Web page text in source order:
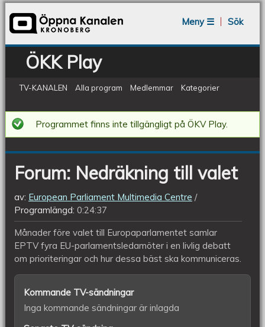
Meny ☰
Sök
ÖKK Play
TV-KANALEN Alla program Medlemmar Kategorier
Forum:
Nedräkning
till
valet
Programmet finns inte tillgängligt på ÖKV Play.
Forum: Nedräkning till valet
av: European Parliament Multimedia Centre
Programlängd: 0:24:37
Månader före valet till Europaparlamentet samlar
EPTV fyra EU-parlamentsledamöter i en livlig debatt
om prioriteringar och hur dessa bäst ska kommuniceras.
Kommande TV-sändningar
Inga kommande sändningar är inlagda